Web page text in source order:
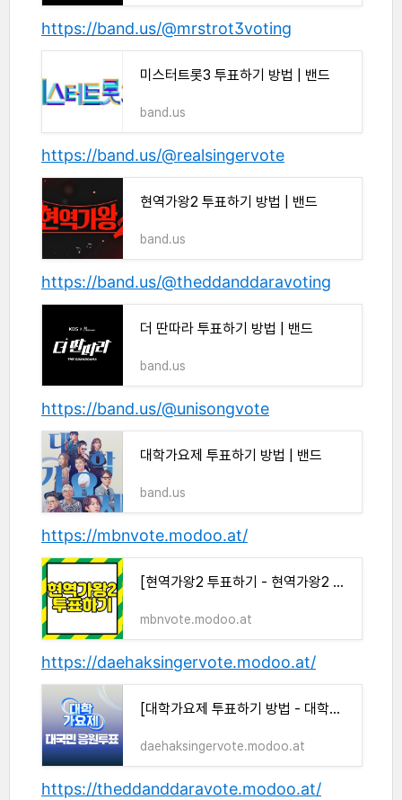
https://band.us/@mrstrot3voting
미스터트롯3 투표하기 방법 | 밴드
band.us
https://band.us/@realsingervote
현역가왕2 투표하기 방법 | 밴드
band.us
https://band.us/@theddanddaravoting
더 딴따라 투표하기 방법 | 밴드
band.us
https://band.us/@unisongvote
대학가요제 투표하기 방법 | 밴드
band.us
https://mbnvote.modoo.at/
[현역가왕2 투표하기 - 현역가왕2 투표하기]
mbnvote.modoo.at
https://daehaksingervote.modoo.at/
[대학가요제 투표하기 방법 - 대학가요제 투표하기]
daehaksingervote.modoo.at
https://theddanddaravote.modoo.at/